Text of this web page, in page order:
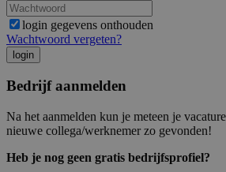
login gegevens onthouden
Wachtwoord vergeten?
login
Bedrijf aanmelden
Na het aanmelden kun je meteen je
nieuwe collega/werknemer zo gevonden!
Heb je nog geen gratis bedrijfsprofiel?